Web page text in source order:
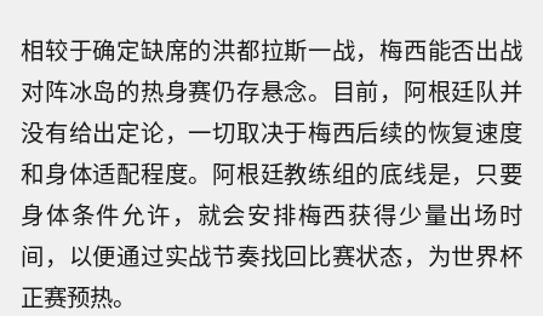
相较于确定缺席的洪都拉斯一战，梅西能否出战
对阵冰岛的热身赛仍存悬念。目前，阿根廷队并
没有给出定论，一切取决于梅西后续的恢复速度
和身体适配程度。阿根廷教练组的底线是，只要
身体条件允许，就会安排梅西获得少量出场时
间，以便通过实战节奏找回比赛状态，为世界杯
正赛预热。